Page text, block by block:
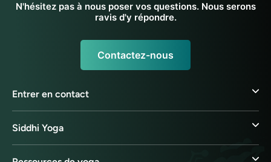
N'hésitez pas à nous poser vos questions. Nous serons
ravis d'y répondre.
Contactez-nous
Entrer en contact
Siddhi Yoga